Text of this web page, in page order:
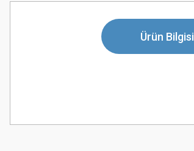
Ürün Bilgisi
Görüş ve önerileriniz için teşekkür ederiz.